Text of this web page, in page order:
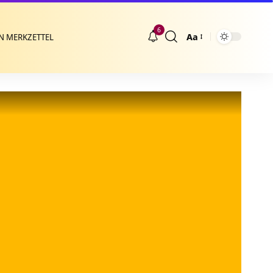
MERKZETTEL
6
Größenänderung
Aa